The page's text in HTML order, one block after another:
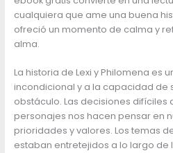
cualquiera que ame una buena
ofreció un momento de calma y
alma.
La historia de Lexi y Philomena es
incondicional y a la capacidad de
obstáculo. Las decisiones difíciles
personajes nos hacen pensar en
prioridades y valores. Los temas
estaban entretejidos a lo largo de